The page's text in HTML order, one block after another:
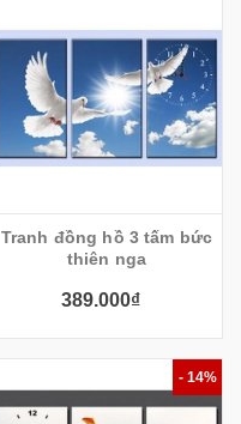
Tranh đồng hồ 3 tấm bức
thiên nga
389.000₫
- 14%